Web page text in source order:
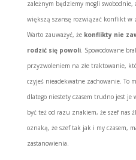
zależnym będziemy mogli swobodnie,
większą szansę rozwiązać konflikt w
Warto zauważyć, żekonflikty nie
rodzić się powoli. Spowodowane
przyzwoleniem na złe traktowanie,
czyjeś nieadekwatne zachowanie. To
dlatego niestety czasem trudno jest je
być też od razu znakiem, że szef nas
oznaką, że szef tak jak i my czasem,
zastanowienia.